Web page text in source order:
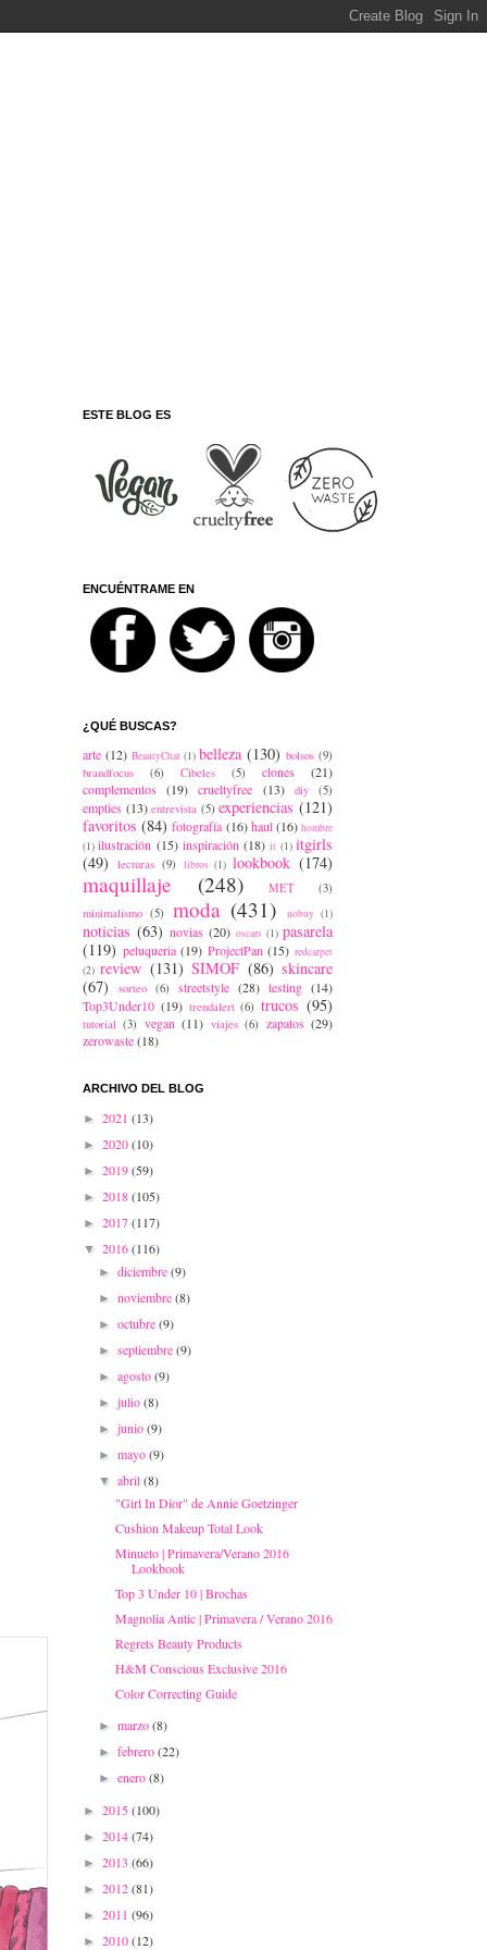
ESTE BLOG ES
ENCUÉNTRAME EN
¿QUÉ BUSCAS?
arte (12) BeautyChat (1) belleza (130) bolsos (9)
brandfocus
(6) Cibeles (5) clones
(21)
complementos
(19) crueltyfree (13) diy (5)
empties (13) entrevista (5) experiencias (121)
favoritos (84) fotografía (16) haul (16) hombre
(1) ilustración (15) inspiración (18) it (1) itgirls
(49)
lecturas (9) libros (1) lookbook (174)
maquillaje (248) MET
(3)
minimalismo (5) moda (431) nobuy (1)
noticias (63) novias (20) oscars (1) pasarela
(119) peluqueria (19) ProjectPan (15) redcarpet
(2) review (131) SIMOF (86) skincare
(67)
sorteo (6) streetstyle (28) testing (14)
Top3Under10 (19) trendalert (6) trucos (95)
tutorial (3) vegan (11) viajes (6) zapatos (29)
zerowaste(18)
ARCHIVO DEL BLOG
► 2021 (13)
► 2020(10)
► 2019(59)
► 2018(105)
► 2017(117)
▼ 2016(116)
►diciembre(9)
►noviembre(8)
►octubre(9)
►septiembre(9)
►agosto(9)
►julio(8)
►junio(9)
►mayo(9)
▼abril(8)
"Girl In Dior" de Annie Goetzinger
Cushion Makeup Total Look
Minueto | Primavera/Verano 2016
Lookbook
Top 3 Under 10 | Brochas
Magnolia Antic | Primavera / Verano 2016
Regrets Beauty Products
H&M Conscious Exclusive 2016
Color Correcting Guide
►marzo(8)
►febrero(22)
►enero(8)
► 2015(100)
► 2014(74)
► 2013 (66)
► 2012(81)
► 2011 (96)
► 2010(12)